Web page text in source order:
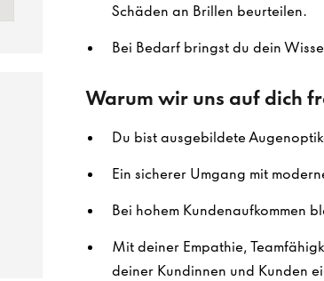
Schäden an Brillen beurteilen.
Bei Bedarf bringst du dein
Warum wir uns auf dich
Du bist ausgebildete
Ein sicherer Umgang mit
Bei hohem Kundenaufkommen
Mit deiner Empathie,
deiner Kundinnen und Kunden